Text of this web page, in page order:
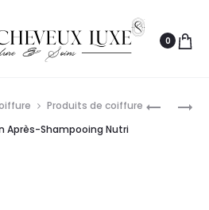
0
XP100
Produits de coiffure
Après-Shampooing Nutri